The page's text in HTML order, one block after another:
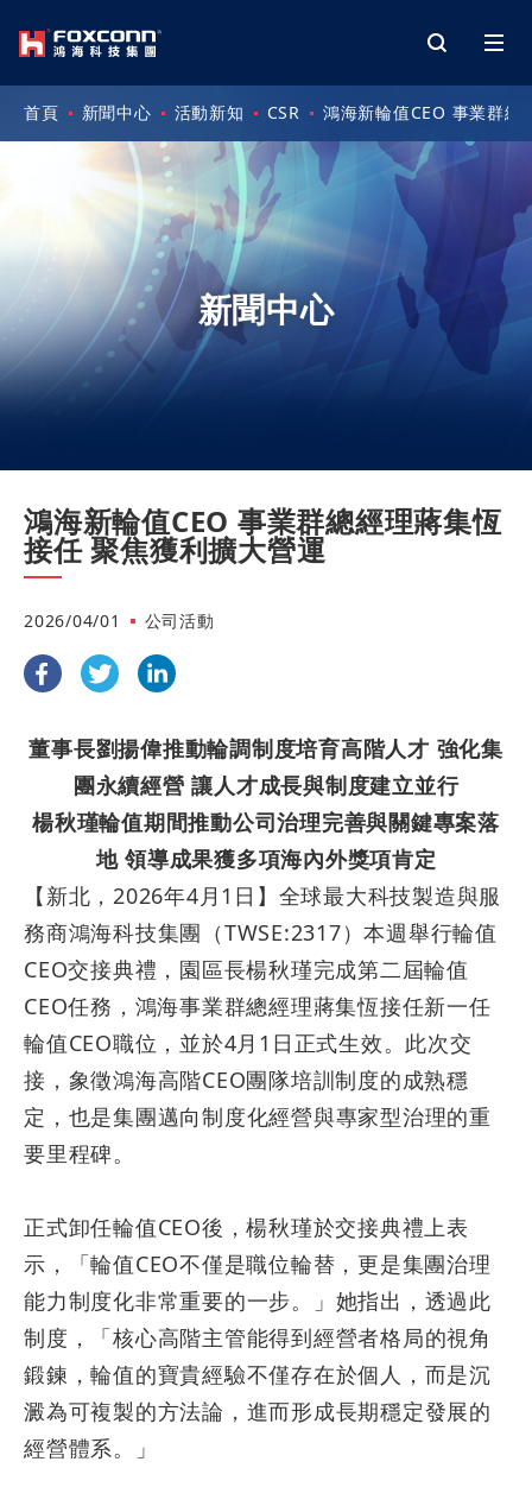
新聞中心
首頁 新聞中心 活動新知 CSR 鴻海新輪值CEO 事業群總
鴻海新輪值CEO 事業群總經理蔣集恆
接任 聚焦獲利擴大營運
2026/04/01 公司活動
董事長劉揚偉推動輪調制度培育高階人才 強化集
團永續經營 讓人才成長與制度建立並行
楊秋瑾輪值期間推動公司治理完善與關鍵專案落
地 領導成果獲多項海內外獎項肯定
【新北， 2026年4月 1 日】全球最大科技製造與服
務商鴻海科技集團（TWSE:2317）本週舉行輪值
CEO交接典禮，園區長楊秋瑾完成第二屆輪值
CEO任務，鴻海事業群總經理蔣集恆接任新一任
輪值CEO職位，並於4月 1 日正式生效。此次交
接，象徵鴻海高階CEO團隊培訓制度的成熟穩
定，也是集團邁向制度化經營與專家型治理的重
要里程碑。
正式卸任輪值CEO後，楊秋瑾於交接典禮上表
示，「輪值CEO不僅是職位輪替，更是集團治理
能力制度化非常重要的一步。」她指出，透過此
制度，「核心高階主管能得到經營者格局的視角
鍛鍊，輪值的寶貴經驗不僅存在於個人，而是沉
澱為可複製的方法論，進而形成長期穩定發展的
經營體系。」